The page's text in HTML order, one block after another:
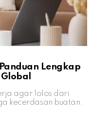
Lengkap
agar lolos dari
kecerdasan buatan.